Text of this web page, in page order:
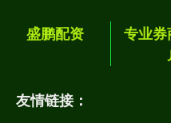
盛鹏配资
专业
友情链接：